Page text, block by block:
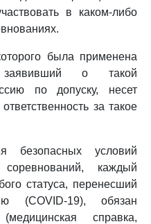
в каком-либо
была применена
заявивший о такой
по допуску, несет
за такое
безопасных условий
каждый
статуса, перенесший
(COVID-19), обязан
справка,